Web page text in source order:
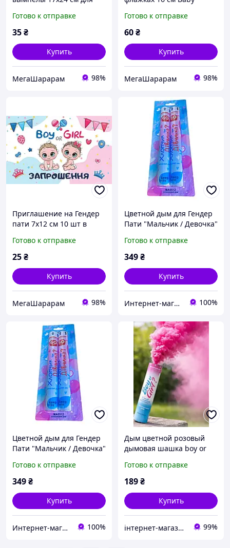
метра Черный
Готово к отправке
35₴
Купить
МегаШарарам 98%
Розовый и голубой
Готово к отправке
60₴
Купить
МегаШарарам 98%
Приглашение на Гендер
пати 7х12 см 10 шт в
розовый
Готово к отправке
25₴
Купить
МегаШарарам 98%
Цветной дым для Гендер
Пати "Мальчик / Девочка"
синий, 2 шт/уп
Готово к отправке
349₴
Купить
Интернет-магазин "Chika Boom" 100%
Цветной дым для Гендер
Пати "Мальчик / Девочка"
розовый, 2 шт/уп
Готово к отправке
349₴
Купить
Интернет-магазин "Chika Boom" 100%
Дым цветной розовый
дымовая шашка boy or
Китай 15 см
Готово к отправке
189₴
Купить
інтернет-магазин Теремок 99%